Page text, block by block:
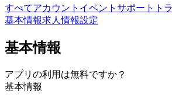
すべてアカウント イベント サポート ト
基本情報求人情報設定
基本情報
アプリの利用は無料ですか？
基本情報